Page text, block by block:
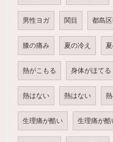
男性ヨガ 関目 都島区
膝の痛み 夏の冷え
熱がこもる 身体がほてる
熱はない 熱はない
生理痛が酷い 生理痛が酷